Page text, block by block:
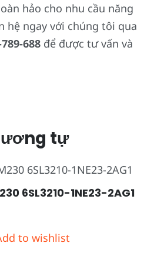
hảo cho nhu cầu năng
hệ ngay với chúng tôi qua
688 để được tư vấn và
tự
6SL3210-1NE23-2AG1
to wishlist